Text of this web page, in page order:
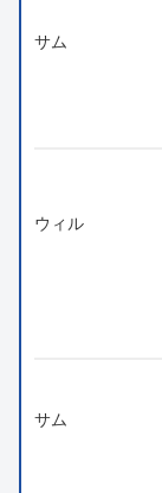
サム
ウィル
サム